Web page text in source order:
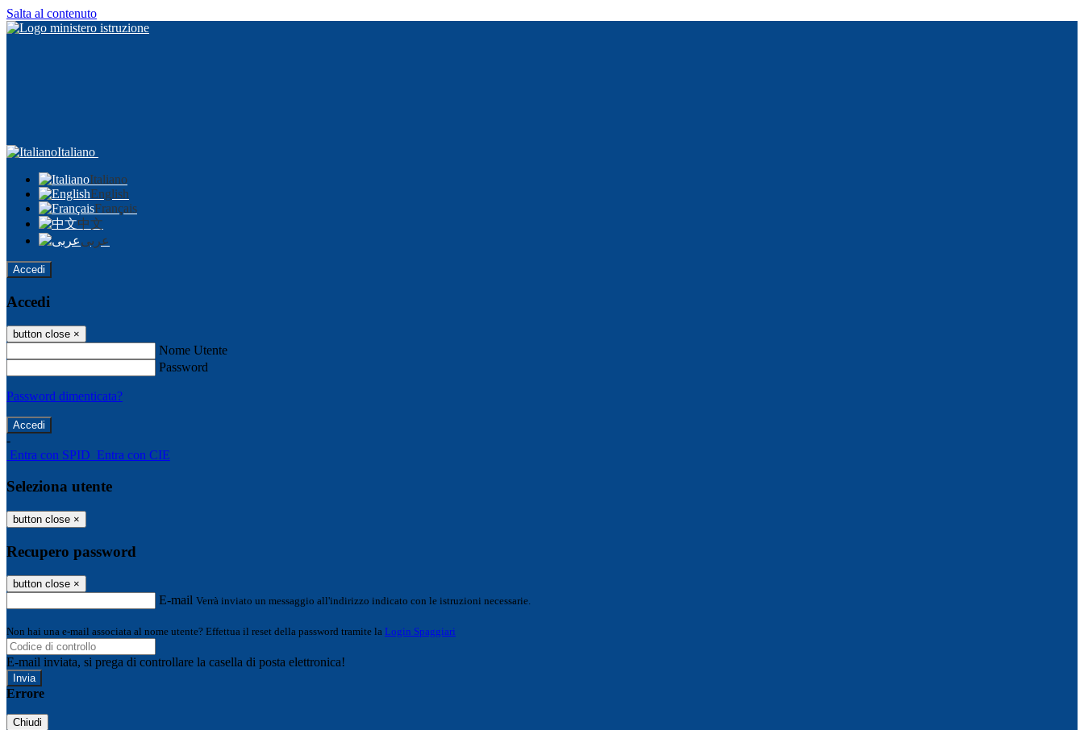
Salta al contenuto
Italiano
Italiano
English
Français
中文
عربى
Accedi
Accedi
button close ×
Nome Utente
Password
Password dimenticata?
-
Entra con SPID Entra con CIE
Seleziona utente
button close ×
Recupero password
button close ×
E-mail Verrà inviato un messaggio all'indirizzo indicato con le istruzioni necessarie.
Non hai una e-mail associata al nome utente? Effettua il reset della password tramite la Login Spaggiari
E-mail inviata, si prega di controllare la casella di posta elettronica!
Errore
Chiudi